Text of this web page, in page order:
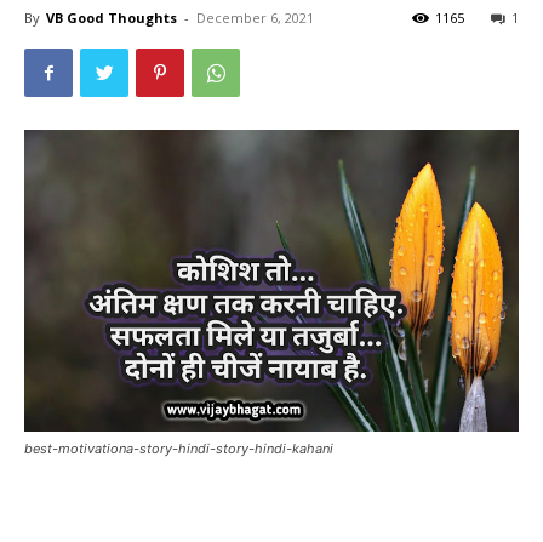
By VB Good Thoughts - December 6, 2021 1
1165
best-motivationa-story-hindi-story-hindi-kahani